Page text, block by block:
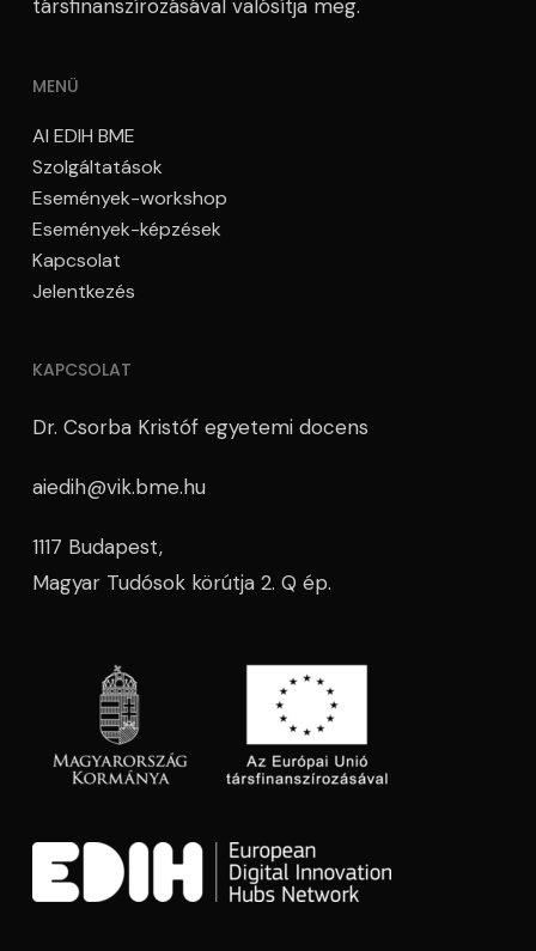
társfinanszírozásával valósítja meg.
MENÜ
AI EDIH BME
Szolgáltatások
Események-workshop
Események-képzések
Kapcsolat
Jelentkezés
KAPCSOLAT
Dr. Csorba Kristóf egyetemi docens
aiedih@vik.bme.hu
1117 Budapest,
Magyar Tudósok körútja 2. Q ép.